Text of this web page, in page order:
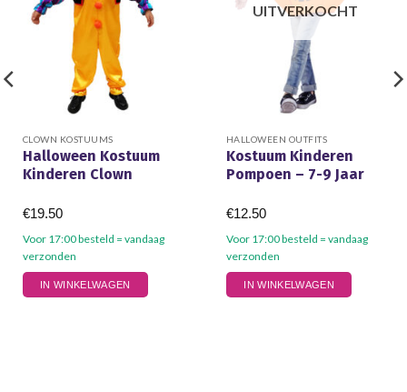
CLOWN KOSTUUMS
Halloween Kostuum
Kinderen Clown
Voor 17:00 besteld = vandaag
verzonden
€19.50
IN WINKELWAGEN
Dit
product
UITVERKOCHT
HALLOWEEN OUTFITS
Kostuum Kinderen
Pompoen – 7-9 Jaar
Voor 17:00 besteld = vandaag
verzonden
€12.50
IN WINKELWAGEN